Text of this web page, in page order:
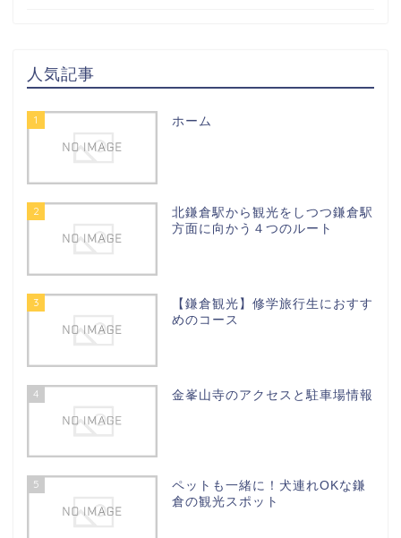
人気記事
1 ホーム
2
北鎌倉駅から観光をしつつ鎌倉駅
方面に向かう４つのルート
3
【鎌倉観光】修学旅行生におすす
めのコース
4 金峯山寺のアクセスと駐車場情報
5
ペットも一緒に！犬連れOKな鎌
倉の観光スポット